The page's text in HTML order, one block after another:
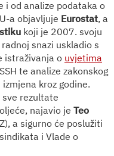
i od analize podataka o
a objavljuje Eurostat, a
koji je 2007. svoju
snazi uskladio s
istraživanja o uvjetima
te analize zakonskog
kroz godine.
rezultate
najavio je Teo
a sigurno će poslužiti
i Vlade o